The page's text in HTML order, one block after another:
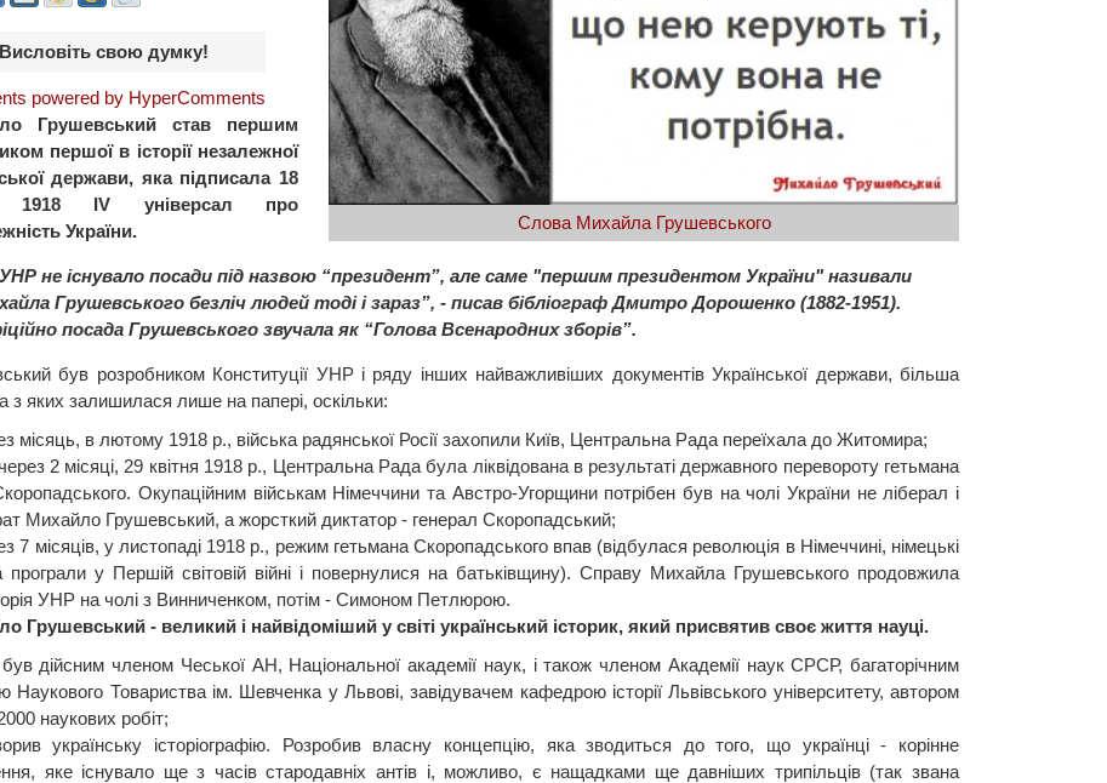
Висловіть свою думку!
powered by HyperComments
Слова Михайла Грушевського
Грушевський став першим
першої в історії незалежної
держави, яка підписала 18
1918 IV універсал про
України.
не існувало посади під назвою “президент”, але саме "першим президентом України" називали
Грушевського безліч людей тоді і зараз”, - писав бібліограф Дмитро Дорошенко (1882-1951).
посада Грушевського звучала як “Голова Всенародних зборів”.
був розробником Конституції УНР і ряду інших найважливіших документів Української держави, більша
з яких залишилася лише на папері, оскільки:
місяць, в лютому 1918 р., війська радянської Росії захопили Київ, Центральна Рада переїхала до Житомира;
2 місяці, 29 квітня 1918 р., Центральна Рада була ліквідована в результаті державного перевороту гетьмана
Окупаційним військам Німеччини та Австро-Угорщини потрібен був на чолі України не ліберал і
Михайло Грушевський, а жорсткий диктатор - генерал Скоропадський;
7 місяців, у листопаді 1918 р., режим гетьмана Скоропадського впав (відбулася революція в Німеччині, німецькі
програли у Першій світовій війні і повернулися на батьківщину). Справу Михайла Грушевського продовжила
УНР на чолі з Винниченком, потім - Симоном Петлюрою.
Грушевський - великий і найвідоміший у світі український історик, який присвятив своє життя науці.
був дійсним членом Чеської АН, Національної академії наук, і також членом Академії наук СРСР, багаторічним
Наукового Товариства ім. Шевченка у Львові, завідувачем кафедрою історії Львівського університету, автором
наукових робіт;
українську історіографію. Розробив власну концепцію, яка зводиться до того, що українці - корінне
яке існувало ще з часів стародавніх антів і, можливо, є нащадками ще давніших трипільців (так звана